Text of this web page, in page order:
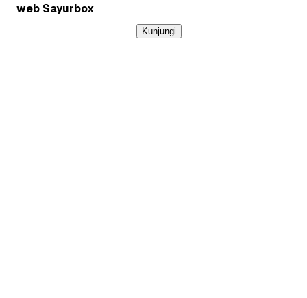
web Sayurbox